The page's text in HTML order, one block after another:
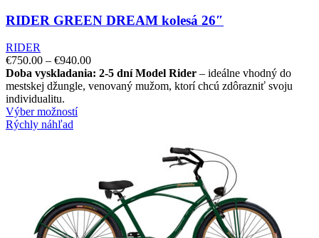
RIDER GREEN DREAM kolesá 26″
RIDER
€750.00 – €940.00
Doba vyskladania: 2-5 dní Model Rider – ideálne vhodný do
mestskej džungle, venovaný mužom, ktorí chcú zdôrazniť svoju
individualitu.
Výber možností
Rýchly náhľad